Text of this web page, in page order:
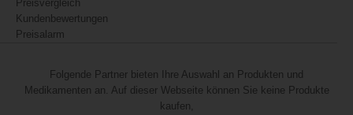
Preisvergleich
Kundenbewertungen
Preisalarm
Folgende Partner bieten Ihre Auswahl an Produkten und
Medikamenten an. Auf dieser Webseite können Sie keine Produkte
kaufen,